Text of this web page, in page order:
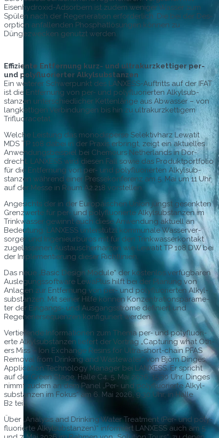
Eisen­hy­drox­id-Adsor­bern ist zudem weniger Wass­er zum
Spülen nach der Regen­er­a­tion erforder­lich. Die bei der Des­
orp­tion anfal­l­en­den Phos­phatlö­sun­gen kön­nen zu
Düngezweck­en genutzt werden.
Effiziente Ent­fer­nung kurz- und ultra­kurzket­tiger per-
und poly­flu­o­ri­ert­er Alkylsubstanzen
Ein weit­er­er Schw­er­punkt des LANXESS-Auftritts auf der IFAT
ist die Ent­fer­nung von per- und poly­flu­o­ri­erten Alkyl­sub­
stanzen unter­schiedlich­er Ket­ten­länge aus Abwass­er – von
langket­ti­gen Verbindun­gen bis hin zu ultra­kurzket­tigem
Trifluoracetat.
Welche Leis­tung das monodis­perse Selek­tivharz Lewatit
MDS TP 108 dabei in der Prax­is erbringt, zeigt ein aktuelles
Anwen­dungs­beispiel bei Chemours Nether­lands in Dor­
drecht. LANXESS wird diesen Fall sowie das Pro­duk­t­port­fo­lio
für die Ent­fer­nung von per- und poly­flu­o­ri­erten Alkyl­sub­
stanzen während ein­er Pressekon­ferenz am 5. Mai um 11 Uhr
auf der Messe in Raum A2.218 vorstellen.
Angesichts der in der Europäis­chen Union jüngst gesenk­ten
Gren­zw­erte für per- und poly­flu­o­ri­erte Alkyl­sub­stanzen im
Trinkwass­er gewin­nt auch diese Anwen­dung aktuell an
Bedeu­tung. LANXESS unter­stützt kom­mu­nale Wasserver­
sorg­er und Inge­nieur­büros mit für den Trinkwasserkon­takt
zuge­lasse­nen Aus­tauscher­harzen wie Lewatit TP 108 DW bei
der Imple­men­tierung dieser Richtlinien.
Das neue „Basic Design Mod­ule“ der kosten­los ver­füg­baren
Ausle­gungssoft­ware LewaPlus hil­ft bei der Pla­nung von
Anla­gen zur Ent­fer­nung von per- und poly­flu­o­ri­erten Alkyl­
sub­stanzen. Mit sein­er Hil­fe kön­nen Konzen­tra­tionspa­ra­me­
ter der Ein­gangs- und Aus­gangsströme definiert und
Regener­ierse­quen­zen kon­fig­uri­ert werden.
Ver­tiefende Infor­ma­tio­nen zum The­ma per- und poly­flu­o­ri­
erte Alkyl­sub­stanzen liefert der Vor­trag „Cap­tur­ing what Oth­
ers Miss – Ion Exchange Resins for Ultra-short-chain PFAS
Removal from Drink­ing and Waste­water“ von Björn Dinges,
Appli­ca­tion Tech­nol­o­gy Man­ag­er bei LANXESS. Er spricht
auf der Green Stage, Halle C4, 5. Mai 2026, 15:30 Uhr. Dinges
nimmt zudem an dem Pan­el „Per- und poly­flu­o­ri­erte Alkyl­
sub­stanzen im Fokus“ am 6. Mai 2026, 9:30 Uhr, in Halle
B2 teil.
Über „Analy­sis and Drink­ing Water Treat­ment (Per- und poly­
flu­o­ri­erte Alkyl­sub­stanzen)“ informiert LANXESS auch am 5.